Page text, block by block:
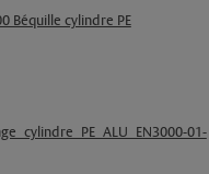
Béquille cylindre PE
01-